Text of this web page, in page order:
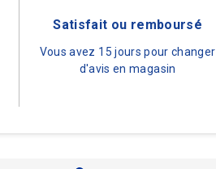
Satisfait ou remboursé
Vous avez 15 jours pour changer
d'avis en magasin